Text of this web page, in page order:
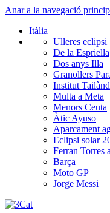
Anar a la navegació
Itàlia
Ulleres eclipsi
De la Espriella
Dos anys Illa
Granollers
Institut
Multa a Meta
Menors Ceuta
Àtic Ayuso
Aparcament
Eclipsi solar
Ferran Torres
Barça
Moto GP
Jorge Messi